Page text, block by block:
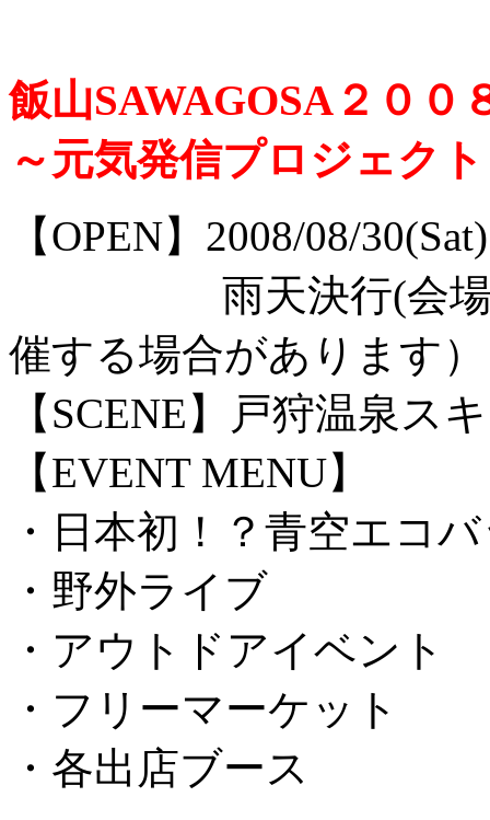
飯山SAWAGOSA２００
～元気発信プロジェク
【OPEN】2008/08/
雨天決行(会場を
催する場合があります）
【SCENE】戸狩温泉
【EVENT MENU】
・日本初！？青空エコ
・野外ライブ
・アウトドアイベント
・フリーマーケット
・各出店ブース